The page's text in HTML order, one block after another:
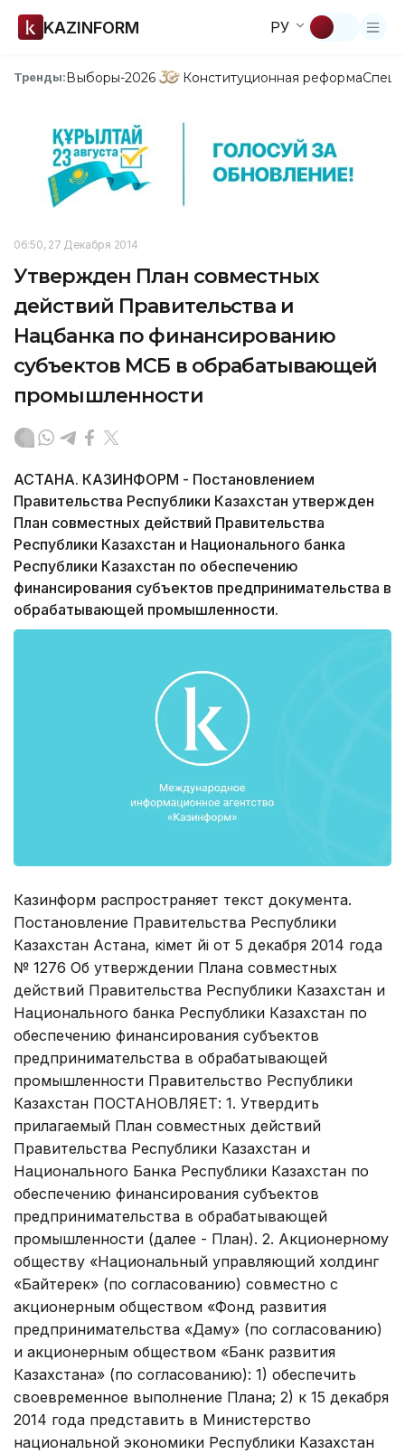
KAZINFORM РУ
Тренды:Выборы-2026 Конституционная реформа
06:50, 27 Декабря 2014
Утвержден План совместных
действий Правительства и
Нацбанка по финансированию
субъектов МСБ в обрабатывающей
промышленности
АСТАНА. КАЗИНФОРМ - Постановлением
Правительства Республики Казахстан утвержден
План совместных действий Правительства
Республики Казахстан и Национального банка
Республики Казахстан по обеспечению
финансирования субъектов предпринимательства в
обрабатывающей промышленности.
Казинформ распространяет текст документа.
Постановление Правительства Республики
Казахстан Астана, Үкімет Үйі от 5 декабря 2014 года
№ 1276 Об утверждении Плана совместных
действий Правительства Республики Казахстан и
Национального банка Республики Казахстан по
обеспечению финансирования субъектов
предпринимательства в обрабатывающей
промышленности Правительство Республики
Казахстан ПОСТАНОВЛЯЕТ: 1. Утвердить
прилагаемый План совместных действий
Правительства Республики Казахстан и
Национального Банка Республики Казахстан по
обеспечению финансирования субъектов
предпринимательства в обрабатывающей
промышленности (далее - План). 2. Акционерному
обществу «Национальный управляющий холдинг
«Байтерек» (по согласованию) совместно с
акционерным обществом «Фонд развития
предпринимательства «Даму» (по согласованию)
и акционерным обществом «Банк развития
Казахстана» (по согласованию): 1) обеспечить
своевременное выполнение Плана; 2) к 15 декабря
2014 года представить в Министерство
национальной экономики Республики Казахстан